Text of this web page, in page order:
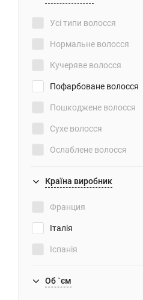
Усі типи волосся
Нормальне волосся
Кучеряве волосся
Пофарбоване волосся
Пошкоджене волосся
Сухе волосся
Ослаблене волосся
Країна виробник
Франция
Італія
Іспанія
Об `єм